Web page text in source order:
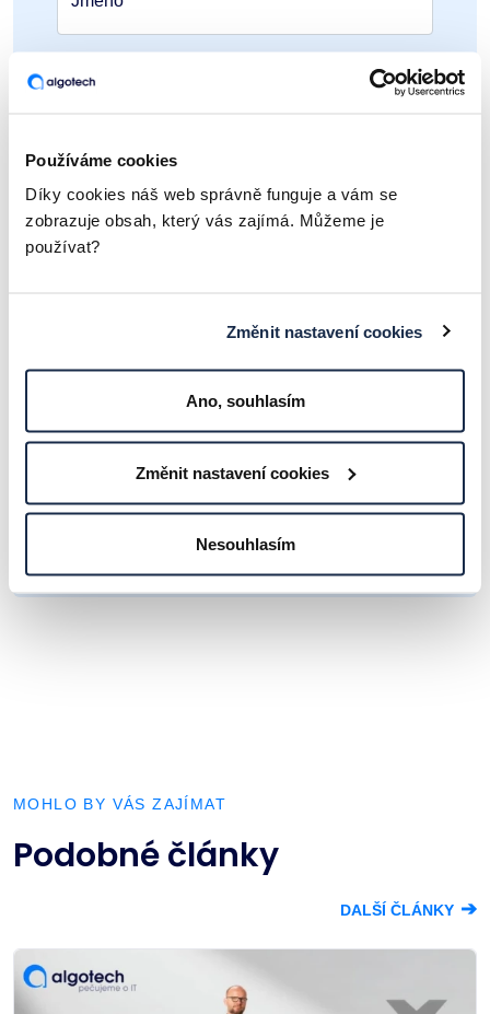
Používáme cookies
Díky cookies náš web správně funguje a vám se
zobrazuje obsah, který vás zajímá. Můžeme je
používat?
Změnit nastavení cookies
Ano, souhlasím
Změnit nastavení cookies
Nesouhlasím
Příjmení*
E-mail*
Telefon*
ODESLAT
Volbou "Odeslat" beru na vědomízásady zpracování osobních
MOHLO BY VÁS ZAJÍMAT
Podobné články
DALŠÍ ČLÁNKY ➔